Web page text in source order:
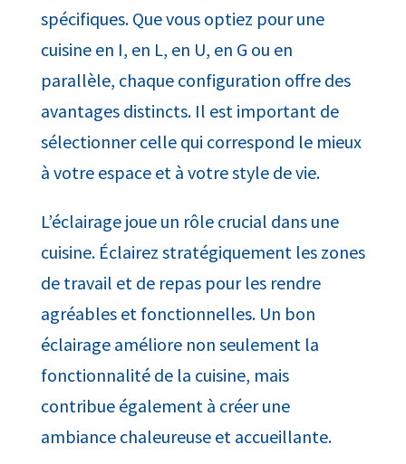
spécifiques. Que vous optiez pour une
cuisine en I, en L, en U, en G ou en
parallèle, chaque configuration offre des
avantages distincts. Il est important de
sélectionner celle qui correspond le mieux
à votre espace et à votre style de vie.
L’éclairage joue un rôle crucial dans une
cuisine. Éclairez stratégiquement les zones
de travail et de repas pour les rendre
agréables et fonctionnelles. Un bon
éclairage améliore non seulement la
fonctionnalité de la cuisine, mais
contribue également à créer une
ambiance chaleureuse et accueillante.